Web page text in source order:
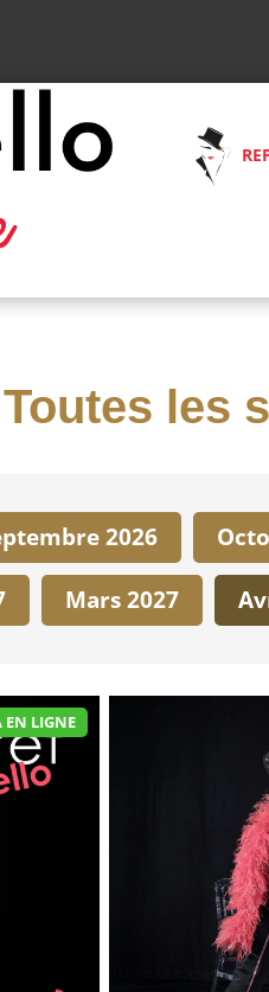
Toutes les
2026
Mars 2027
EN LIGNE